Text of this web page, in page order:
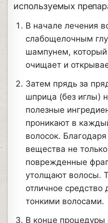
используемых
В начале лечения
слабощелочным
шампунем,
очищает и
Затем прядь за
шприца (без иглы)
полезные
проникают в
волосок.
вещества не
поврежденные
утолщают волосы.
отличное средство
тонкими волосами.
В конце процедуры